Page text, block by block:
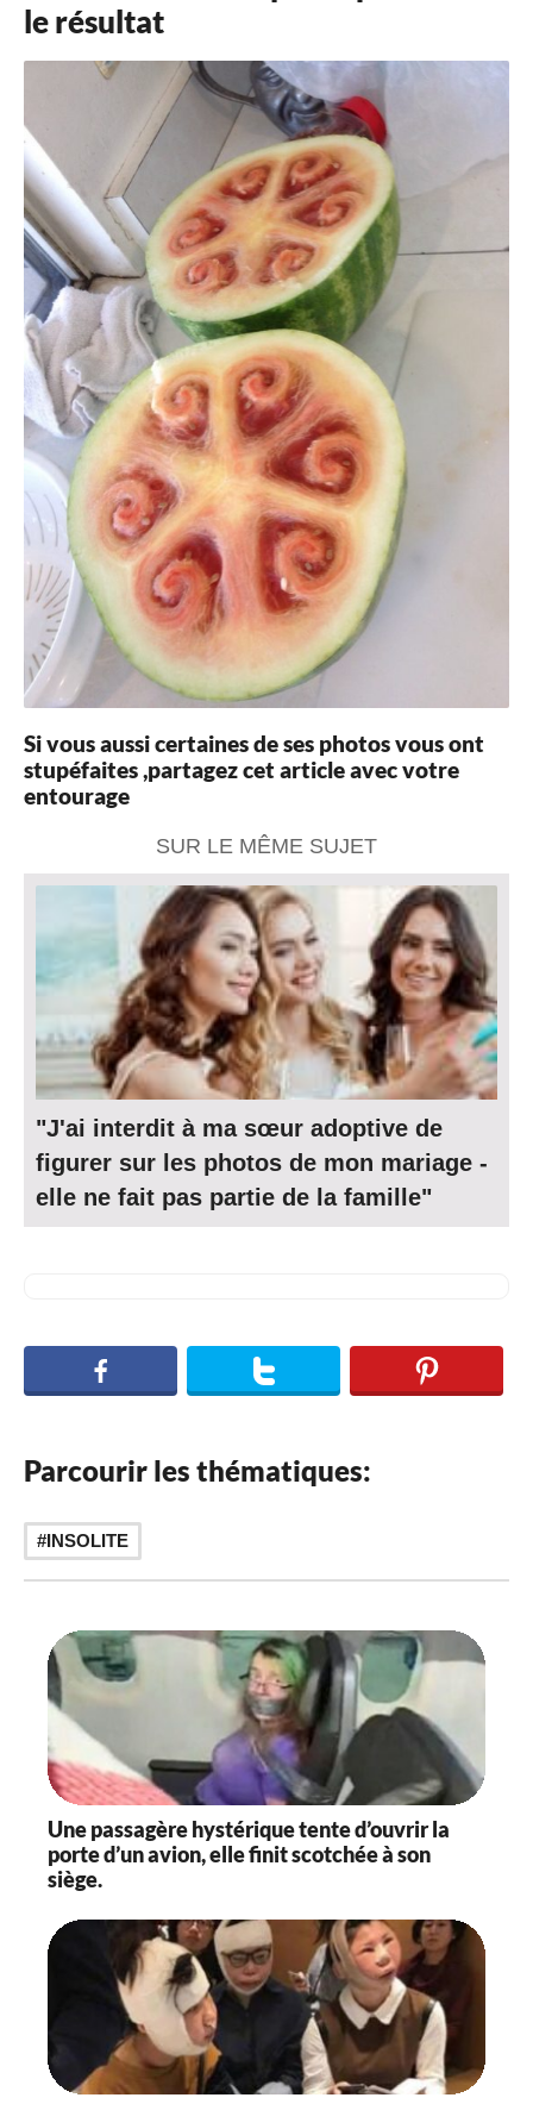
le résultat
Si vous aussi certaines de ses photos vous ont
stupéfaites ,partagez cet article avec votre
entourage
SUR LE MÊME SUJET
"J'ai interdit à ma sœur adoptive de
figurer sur les photos de mon mariage -
elle ne fait pas partie de la famille"
Parcourir les thématiques:
INSOLITE
Une passagère hystérique tente d’ouvrir la
porte d’un avion, elle finit scotchée à son
siège.